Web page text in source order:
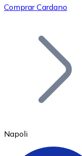
Bitcoin
Comprar Cardano
Napoli